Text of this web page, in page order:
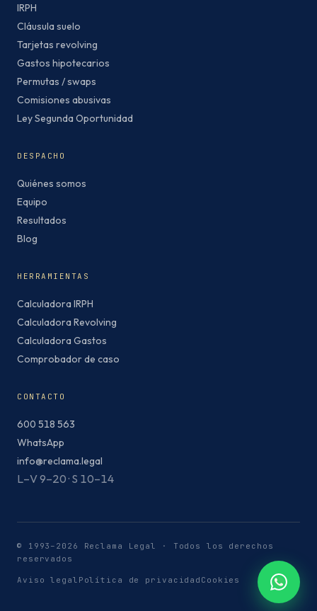
IRPH
Cláusula suelo
Tarjetas revolving
Gastos hipotecarios
Permutas / swaps
Comisiones abusivas
Ley Segunda Oportunidad
DESPACHO
Quiénes somos
Equipo
Resultados
Blog
HERRAMIENTAS
Calculadora IRPH
Calculadora Revolving
Calculadora Gastos
Comprobador de caso
CONTACTO
600 518 563
WhatsApp
info@reclama.legal
L–V 9–20 · S 10–14
© 1993–2026 Reclama Legal · Todos los derechos
reservados
Aviso legal Política de privacidad Cookies